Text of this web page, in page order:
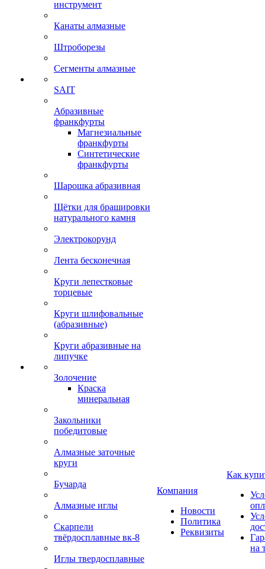
инструмент
Канаты алмазные
Штроборезы
Сегменты алмазные
SAIT
Абразивные
франкфурты
Магнезиальные
франкфурты
Синтетические
франкфурты
Шарошка абразивная
Щётки для брашировки
натурального камня
Электрокорунд
Лента бесконечная
Круги лепестковые
торцевые
Круги шлифовальные
(абразивные)
Круги абразивные на
липучке
Золочение
Краска
минеральная
Закольники
победитовые
Алмазные заточные
круги
Бучарда
Алмазные иглы
Скарпели
твёрдосплавные вк-8
Иглы твердосплавные
Компания
Новости
Политика
Реквизиты
Как
на